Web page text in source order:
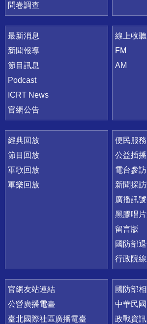
問卷調查
最新消息
新聞報導
節目訊息
Podcast
ICRT News
官網公告
線上收聽
FM
AM
經典回放
節目回放
軍歌回放
軍樂回放
便民服務
公益插播
電台參訪
新聞採
廣播訊
黑膠唱
留言版
國防部
行政院
官網友站連結
公營廣播電臺
臺北國際社區廣播電臺
國防部
中華民
政戰資